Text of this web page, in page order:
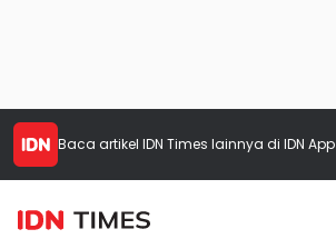
Baca artikel IDN Times lainnya di IDN App